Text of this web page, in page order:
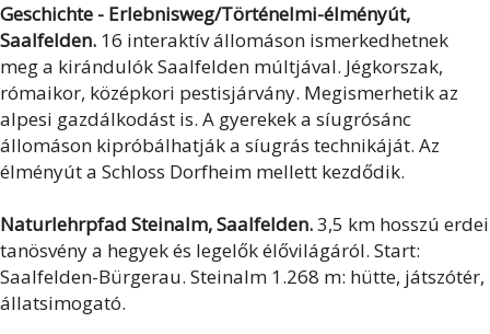
Geschichte - Erlebnisweg/Történelmi-élményút,
Saalfelden. 16 interaktív állomáson ismerkedhetnek
meg a kirándulók Saalfelden múltjával. Jégkorszak,
rómaikor, középkori pestisjárvány. Megismerhetik az
alpesi gazdálkodást is. A gyerekek a síugrósánc
állomáson kipróbálhatják a síugrás technikáját. Az
élményút a Schloss Dorfheim mellett kezdődik.
Naturlehrpfad Steinalm, Saalfelden.3,5 km hosszú erdei
tanösvény a hegyek és legelők élővilágáról. Start:
Saalfelden-Bürgerau. Steinalm 1.268 m: hütte, játszótér,
állatsimogató.